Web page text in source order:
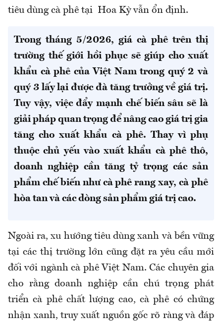
tiêu dùng cà phê tại Hoa Kỳ vẫn ổn định.
Trong tháng 5/2026, giá cà phê trên thị
trường thế giới hồi phục sẽ giúp cho xuất
khẩu cà phê của Việt Nam trong quý 2 và
quý 3 lấy lại được đà tăng trưởng về giá trị.
Tuy vậy, việc đẩy mạnh chế biến sâu sẽ là
giải pháp quan trọng để nâng cao giá trị gia
tăng cho xuất khẩu cà phê. Thay vì phụ
thuộc chủ yếu vào xuất khẩu cà phê thô,
doanh nghiệp cần tăng tỷ trọng các sản
phẩm chế biến như cà phê rang xay, cà phê
hòa tan và các dòng sản phẩm giá trị cao.
Ngoài ra, xu hướng tiêu dùng xanh và bền vững
tại các thị trường lớn cũng đặt ra yêu cầu mới
đối với ngành cà phê Việt Nam. Các chuyên gia
cho rằng doanh nghiệp cần chú trọng phát
triển cà phê chất lượng cao, cà phê có chứng
nhận xanh, truy xuất nguồn gốc rõ ràng và đáp